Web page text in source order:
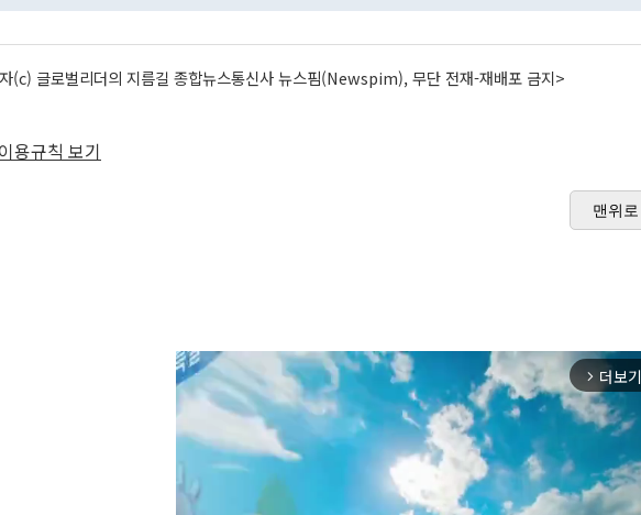
(c) 글로벌리더의 지름길 종합뉴스통신사 뉴스핌(Newspim), 무단 전재-재배포 금지>
용규칙 보기
맨위로
arrow_forward_ios 더보기